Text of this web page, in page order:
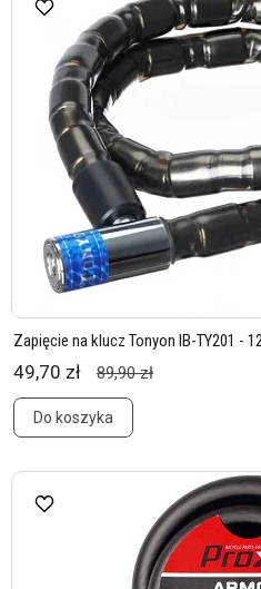
Zapięcie na klucz Tonyon IB-TY201 -
49,70 zł 89,90 zł
Do koszyka